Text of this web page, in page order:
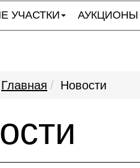
УЧАСТКИ АУКЦИОНЫ
Главная Новости